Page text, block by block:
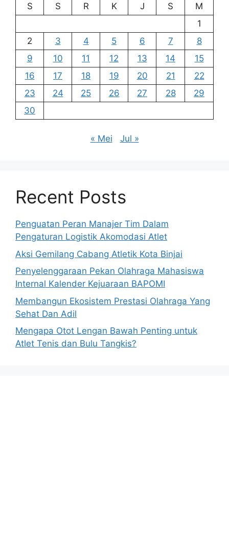
S
S R K J S
M
1
2
3 4 5 6 7
8
9
10 11 12 13 14
15
16
17 18 19 20 21
22
23
24 25 26 27 28
29
30
« Mei Jul »
Recent Posts
Penguatan Peran Manajer Tim Dalam
Pengaturan Logistik Akomodasi Atlet
Aksi Gemilang Cabang Atletik Kota Binjai
Penyelenggaraan Pekan Olahraga Mahasiswa
Internal Kalender Kejuaraan BAPOMI
Membangun Ekosistem Prestasi Olahraga Yang
Sehat Dan Adil
Mengapa Otot Lengan Bawah Penting untuk
Atlet Tenis dan Bulu Tangkis?